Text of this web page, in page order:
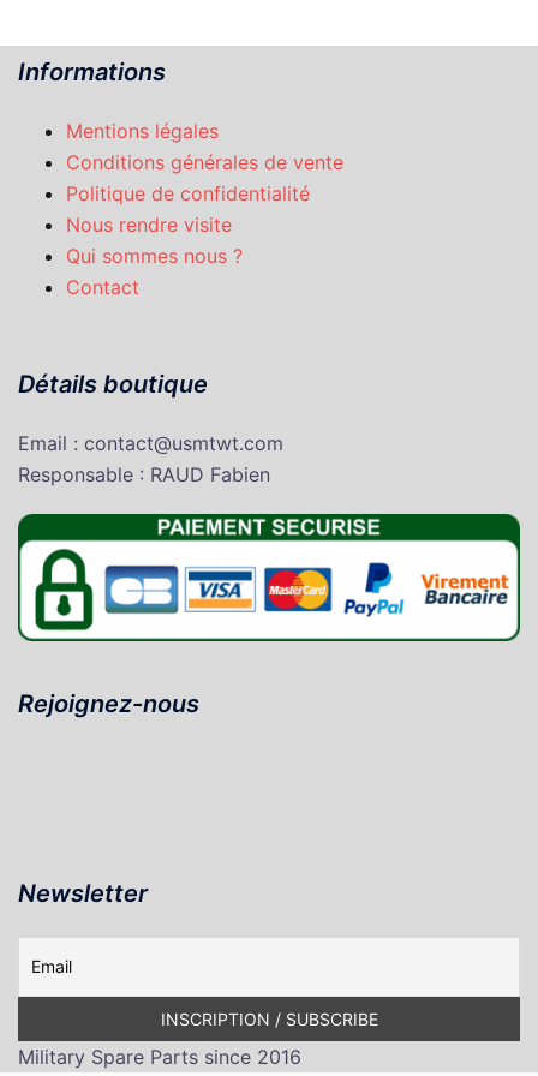
Informations
Mentions légales
Conditions générales de vente
Politique de confidentialité
Nous rendre visite
Qui sommes nous ?
Contact
Détails boutique
Email : contact@usmtwt.com
Responsable : RAUD Fabien
Rejoignez-nous
Newsletter
Military Spare Parts since 2016